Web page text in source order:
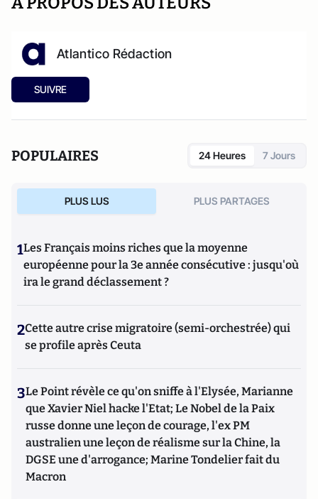
Atlantico Rédaction
SUIVRE
POPULAIRES 24 Heures 7 Jours
PLUS LUS PLUS PARTAGES
1Les Français moins riches que la moyenne
européenne pour la 3e année consécutive : jusqu'où
ira le grand déclassement ?
2Cette autre crise migratoire (semi-orchestrée) qui
se profile après Ceuta
3Le Point révèle ce qu'on sniffe à l'Elysée, Marianne
que Xavier Niel hacke l'Etat; Le Nobel de la Paix
russe donne une leçon de courage, l'ex PM
australien une leçon de réalisme sur la Chine, la
DGSE une d'arrogance; Marine Tondelier fait du
Macron